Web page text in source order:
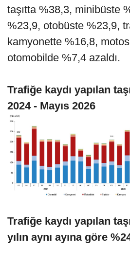
taşıtta %38,3, minibüste
%23,9, otobüste %23,9,
kamyonette %16,8,
otomobilde %7,4 azaldı.
Trafiğe kaydı yapılan
2024 - Mayıs 2026
Trafiğe kaydı yapılan
yılın aynı ayına göre